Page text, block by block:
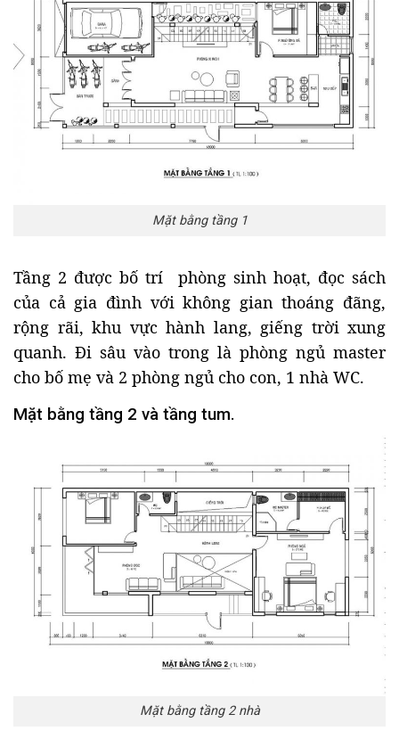
Mặt bằng tầng 1
Tầng 2 được bố trí phòng sinh hoạt, đọc sách
của cả gia đình với không gian thoáng đãng,
rộng rãi, khu vực hành lang, giếng trời xung
quanh. Đi sâu vào trong là phòng ngủ master
cho bố mẹ và 2 phòng ngủ cho con, 1 nhà WC.
Mặt bằng tầng 2 và tầng tum.
Mặt bằng tầng 2 nhà